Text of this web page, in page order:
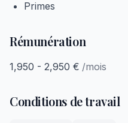
Primes
Rémunération
1,950 - 2,950 € /mois
Conditions de travail